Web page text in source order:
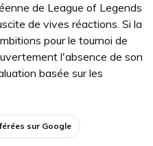
de League of Legends
de vives réactions. Si la
pour le tournoi de
l'absence de son
basée sur les
sur Google